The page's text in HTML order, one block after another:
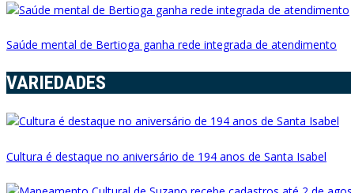
Saúde mental de Bertioga ganha rede integrada de atendimento
VARIEDADES
Cultura é destaque no aniversário de 194 anos de Santa Isabel